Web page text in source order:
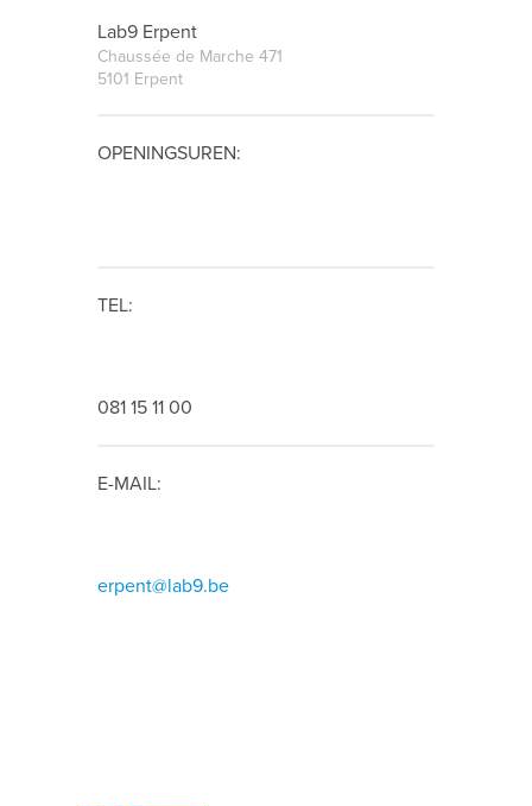
Lab9 Erpent
Chaussée de Marche 471
5101 Erpent
OPENINGSUREN:
TEL:
081 15 11 00
E-MAIL:
erpent@lab9.be